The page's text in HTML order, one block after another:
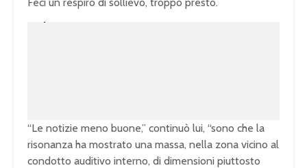
“Le notizie meno buone,” continuò lui, “sono che la
risonanza ha mostrato una massa, nella zona vicino al
condotto auditivo interno, di dimensioni piuttosto